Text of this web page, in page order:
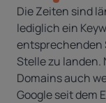
Die Zeiten sind
lediglich ein
entsprechenden
Stelle zu
Domains auch
Google seit dem